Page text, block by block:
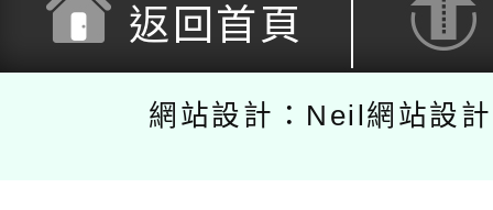
返回首頁
網站設計：Neil網站設